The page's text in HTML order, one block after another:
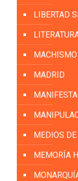
LIBERTAD
MACHISMO
MADRID
MEDIOS
MEMORÍA